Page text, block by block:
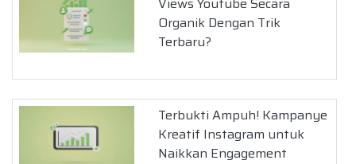
Organik Dengan Trik
Terbaru?
Terbukti Ampuh! Kampanye
Kreatif Instagram untuk
Naikkan Engagement